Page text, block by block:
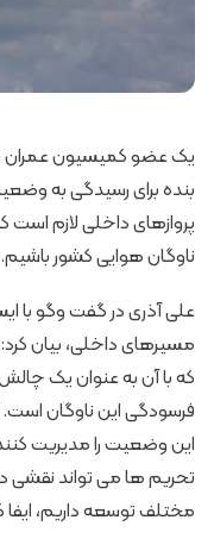
یک عضو کمیسیون عمران
بنده برای رسیدگی به
پروازهای داخلی لازم است
ناوگان هوایی کشور باشیم.
علی آذری در گفت وگو با
مسیرهای داخلی، بیان
که با آن به عنوان یک
فرسودگی این ناوگان
این وضعیت را مدیریت
تحریم ها می تواند
مختلف توسعه داریم، ایفا